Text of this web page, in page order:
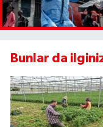
Bunlar da